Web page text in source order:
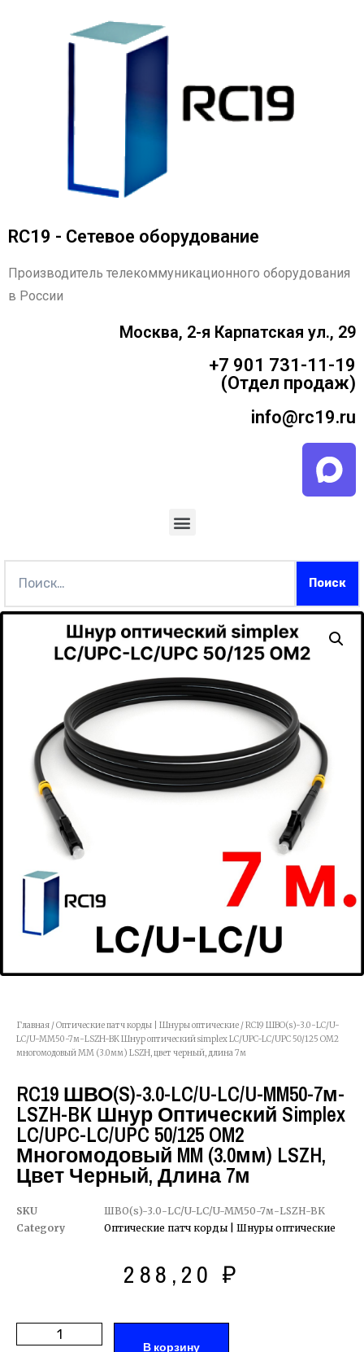
RC19 - Сетевое оборудование
Производитель телекоммуникационного оборудования
в России
Москва, 2-я Карпатская ул., 29
+7 901 731-11-19
(Отдел продаж)
info@rc19.ru
Главная /Оптические патч корды | Шнуры оптические / RC19 ШВО(s)-3.0-LC/U-
LC/U-MM50-7м-LSZH-BK Шнур оптический simplex LC/UPC-LC/UPC 50/125 OM2
многомодовый MM (3.0мм) LSZH, цвет черный, длина 7м
RC19 ШВО(s)-3.0-LC/U-LC/U-MM50-7м-
LSZH-BK Шнур Оптический Simplex
LC/UPC-LC/UPC 50/125 OM2
Многомодовый MM (3.0мм) LSZH,
Цвет Черный, Длина 7м
SKU
ШВО(s)-3.0-LC/U-LC/U-MM50-7м-LSZH-BK
Category
Оптические патч корды | Шнуры оптические
288,20₽
В корзину